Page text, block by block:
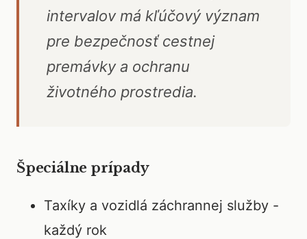
intervalov má kľúčový význam
pre bezpečnosť cestnej
premávky a ochranu
životného prostredia.
Špeciálne prípady
Taxíky a vozidlá záchrannej služby -
každý rok